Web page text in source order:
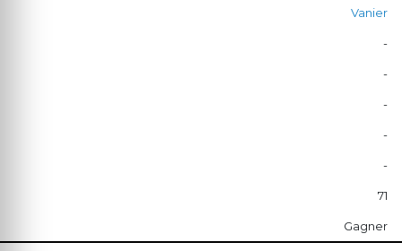
Vanier
-
-
-
-
-
71
Gagner